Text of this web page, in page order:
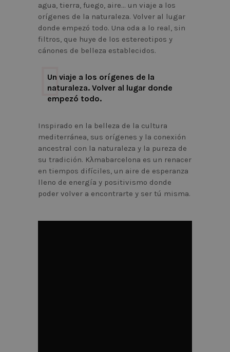
agua, tierra, fuego, aire… un viaje a los
orígenes de la naturaleza. Volver al lugar
donde empezó todo. Una oda a lo real, sin
filtros, que huye de los estereotipos y
cánones de belleza establecidos.
Un viaje a los orígenes de la
naturaleza. Volver al lugar donde
empezó todo.
Inspirado en la belleza de la cultura
mediterránea, sus orígenes y la conexión
ancestral con la naturaleza y la pureza de
su tradición. Kλmabarcelona es un renacer
en tiempos difíciles, un aire de esperanza
lleno de energía y positivismo donde
poder volver a encontrarte y ser tú misma.